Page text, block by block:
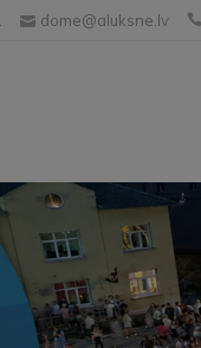
dome@aluksne.lv